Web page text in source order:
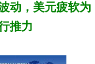
动，美元疲软为
推力